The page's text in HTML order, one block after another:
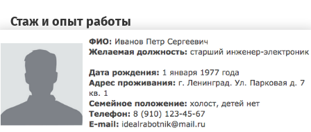
Стаж и опыт работы